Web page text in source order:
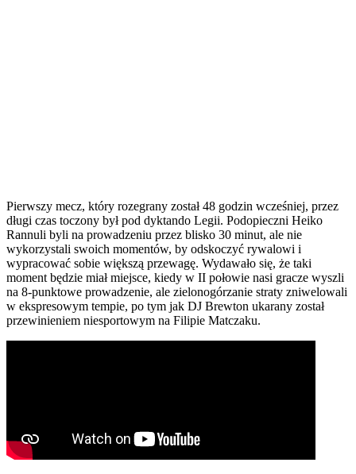
Pierwszy mecz, który rozegrany został 48 godzin wcześniej, przez
długi czas toczony był pod dyktando Legii. Podopieczni Heiko
Rannuli byli na prowadzeniu przez blisko 30 minut, ale nie
wykorzystali swoich momentów, by odskoczyć rywalowi i
wypracować sobie większą przewagę. Wydawało się, że taki
moment będzie miał miejsce, kiedy w II połowie nasi gracze wyszli
na 8-punktowe prowadzenie, ale zielonogórzanie straty zniwelowali
w ekspresowym tempie, po tym jak DJ Brewton ukarany został
przewinieniem niesportowym na Filipie Matczaku.